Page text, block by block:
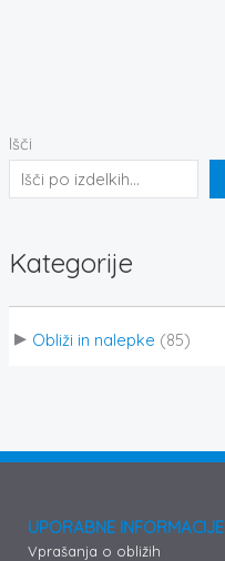
Išči
Kategorije
Obliži in nalepke (85)
UPORABNE INFORMACIJE
Vprašanja o obližih